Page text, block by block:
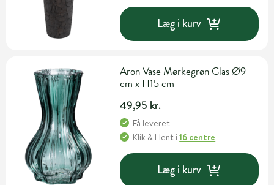
Læg i kurv
Aron Vase Mørkegrøn Glas Ø9
cm x H15 cm
49,95 kr.
Få leveret
Klik & Hent i16 centre
Læg i kurv